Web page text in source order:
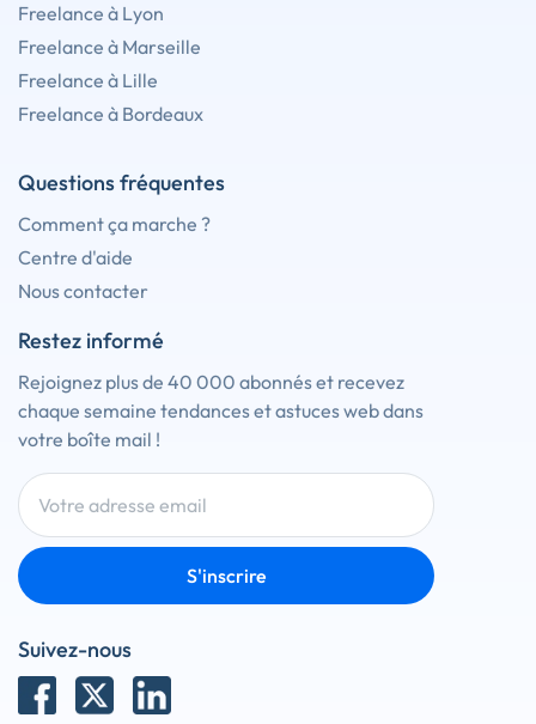
Freelance à Lyon
Freelance à Marseille
Freelance à Lille
Freelance à Bordeaux
Questions fréquentes
Comment ça marche ?
Centre d'aide
Nous contacter
Restez informé
Rejoignez plus de 40 000 abonnés et recevez
chaque semaine tendances et astuces web dans
votre boîte mail !
S'inscrire
Suivez-nous